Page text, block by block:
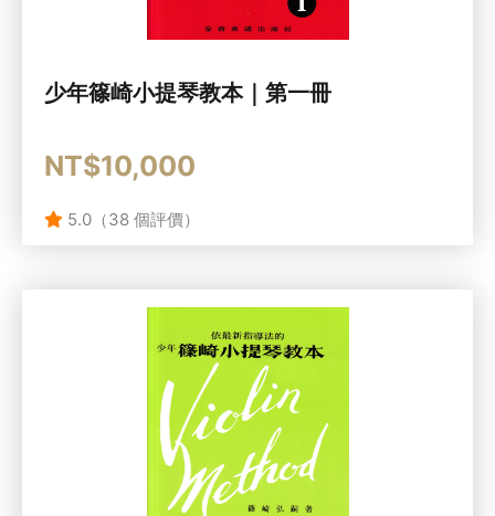
少年篠崎小提琴教本｜第一冊
NT$10,000
5.0（38 個評價）